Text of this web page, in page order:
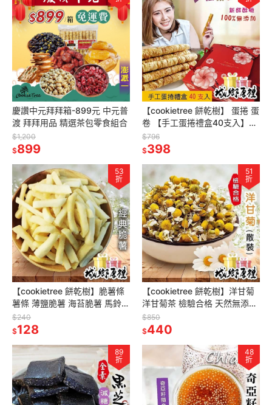
慶讚中元拜拜箱-899元 中元普
渡 拜拜用品 精選茶包零食組合
$1,200
$899
【cookietree 餅乾樹】 蛋捲 蛋
卷 【手工蛋捲禮盒40支入】伴
手禮 芝麻 原味 黑糖 咖啡❤❤
蛋素
$796
$398
53
折
【cookietree 餅乾樹】脆薯條
薯條 薄鹽脆薯 海苔脆薯 馬鈴薯
蔬果脆片 全素 休閒零食
$240
$128
51
折
【cookietree 餅乾樹】洋甘菊
洋甘菊茶 檢驗合格 天然無添加
散裝非茶包
$850
$440
89
折
48
折